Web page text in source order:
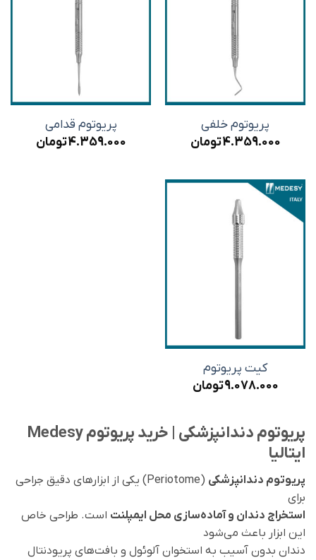
پریوتوم خلفی
4.359.000تومان
پریوتوم قدامی
4.359.000تومان
کیت پریوتوم
9.078.000تومان
پریوتوم دندانپزشکی | خرید پریوتوم Medesy
ایتالیا
پریوتوم دندانپزشکی
(Periotome) یکی از ابزارهای دقیق جراحی
برای
استخراج دندان و آماده‌سازی محل ایمپلنت است. طراحی خاص
این ابزار باعث می‌شود
دندان بدون آسیب به استخوان آلوئول و بافت‌های پریودنتال